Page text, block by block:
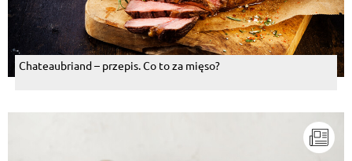
Chateaubriand – przepis. Co to za mięso?